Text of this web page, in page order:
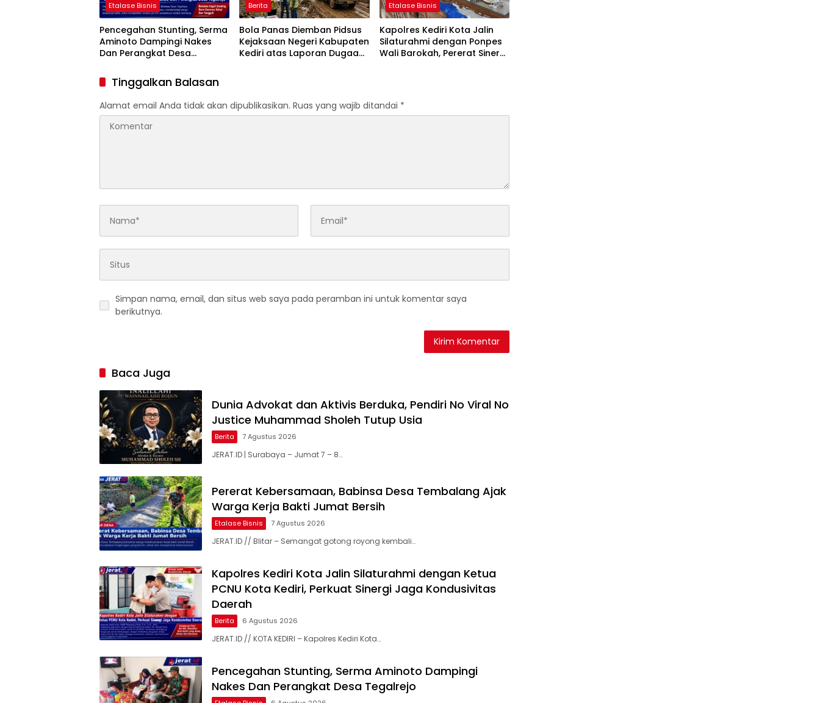
Etalase Bisnis
Pencegahan Stunting, Serma
Aminoto Dampingi Nakes
Dan Perangkat Desa
Berita
Bola Panas Diemban Pidsus
Kejaksaan Negeri Kabupaten
Kediri atas Laporan Dugaan
Etalase Bisnis
Kapolres Kediri Kota Jalin
Silaturahmi dengan Ponpes
Wali Barokah, Pererat Sinergi
Tinggalkan Balasan
Alamat email Anda tidak akan dipublikasikan. Ruas yang wajib ditandai *
Simpan nama, email, dan situs web saya pada peramban ini untuk komentar saya
berikutnya.
Baca Juga
Dunia Advokat dan Aktivis Berduka, Pendiri No Viral No
Justice Muhammad Sholeh Tutup Usia
Berita 7 Agustus 2026
JERAT.ID | Surabaya – Jumat 7 – 8…
Pererat Kebersamaan, Babinsa Desa Tembalang Ajak
Warga Kerja Bakti Jumat Bersih
Etalase Bisnis 7 Agustus 2026
JERAT.ID // Blitar – Semangat gotong royong kembali…
Kapolres Kediri Kota Jalin Silaturahmi dengan Ketua
PCNU Kota Kediri, Perkuat Sinergi Jaga Kondusivitas
Daerah
Berita 6 Agustus 2026
JERAT.ID // KOTA KEDIRI – Kapolres Kediri Kota…
Pencegahan Stunting, Serma Aminoto Dampingi
Nakes Dan Perangkat Desa Tegalrejo